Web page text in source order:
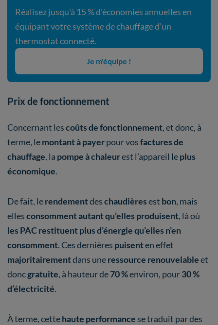
Réalisez jusqu'à 15 % d'économies annuelles en
équipant votre système de chauffage d'un
thermostat connecté.
Je m'équipe !
Prix de fonctionnement
Concernant lescoûts de fonctionnement, et donc, à
terme, lemontant à payerpour vosfactures de
chauffage, la pompe à chaleurest l’appareil leplus
économique.
De fait, lerendementdeschaudièresest bon, mais
ellesconsomment autant qu’elles produisent, là où
les PAC restituent plus d’énergie qu’elles n’en
consomment. Ces dernières puisenten effet
majoritairementdans uneressource renouvelableet
doncgratuite, à hauteur de70 %environ, pour30 %
d’électricité.
À terme, cettehaute performance se traduit par des